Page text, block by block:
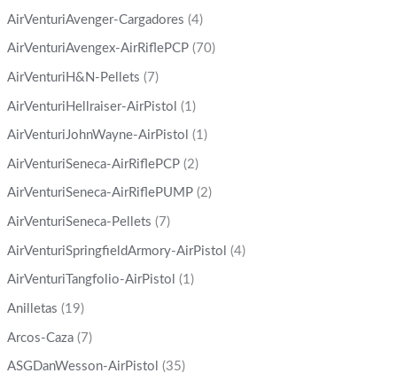
AirVenturiAvenger-Cargadores (4)
AirVenturiAvengex-AirRiflePCP (70)
AirVenturiH&N-Pellets (7)
AirVenturiHellraiser-AirPistol (1)
AirVenturiJohnWayne-AirPistol (1)
AirVenturiSeneca-AirRiflePCP (2)
AirVenturiSeneca-AirRiflePUMP (2)
AirVenturiSeneca-Pellets (7)
AirVenturiSpringfieldArmory-AirPistol (4)
AirVenturiTangfolio-AirPistol (1)
Anilletas (19)
Arcos-Caza (7)
ASGDanWesson-AirPistol (35)